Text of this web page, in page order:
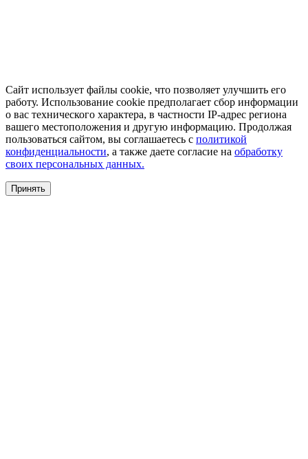
Сайт использует файлы cookie, что позволяет улучшить его
работу. Использование cookie предполагает сбор информации
о вас технического характера, в частности IP-адрес региона
вашего местоположения и другую информацию. Продолжая
пользоваться сайтом, вы соглашаетесь с политикой
конфиденциальности, а также даете согласие на обработку
своих персональных данных.
Принять